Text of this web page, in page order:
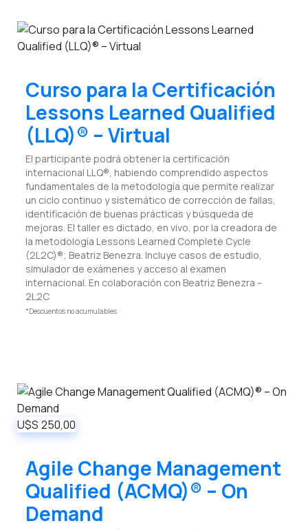
Curso para la Certificación
Lessons Learned Qualified
(LLQ)® – Virtual
El participante podrá obtener la certificación
internacional LLQ®, habiendo comprendido aspectos
fundamentales de la metodología que permite realizar
un ciclo continuo y sistemático de corrección de fallas,
identificación de buenas prácticas y búsqueda de
mejoras. El taller es dictado, en vivo, por la creadora de
la metodología Lessons Learned Complete Cycle
(2L2C)®; Beatriz Benezra. Incluye casos de estudio,
simulador de exámenes y acceso al examen
internacional. En colaboración con Beatriz Benezra –
2L2C
*Descuentos no acumulables
U$S 250,00
Agile Change Management
Qualified (ACMQ)® – On
Demand